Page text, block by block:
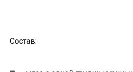
Состав: